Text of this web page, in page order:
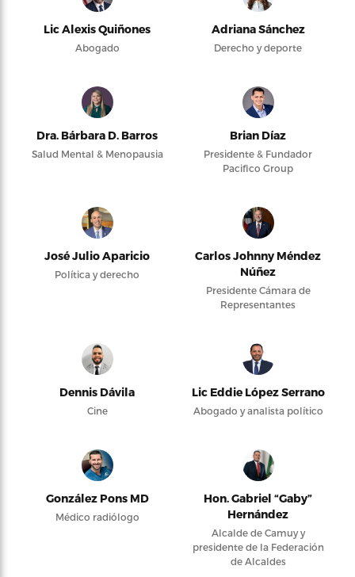
Lic Alexis Quiñones
Abogado
Adriana Sánchez
Derecho y deporte
Dra. Bárbara D. Barros
Salud Mental & Menopausia
Brian Díaz
Presidente & Fundador
Pacifico Group
José Julio Aparicio
Política y derecho
Carlos Johnny Méndez
Núñez
Presidente Cámara de
Representantes
Dennis Dávila
Cine
Lic Eddie López Serrano
Abogado y analista político
González Pons MD
Médico radiólogo
Hon. Gabriel “Gaby”
Hernández
Alcalde de Camuy y
presidente de la Federación
de Alcaldes